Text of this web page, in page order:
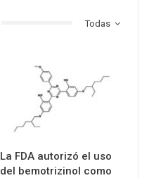
Todas
La FDA autorizó el uso
del bemotrizinol como